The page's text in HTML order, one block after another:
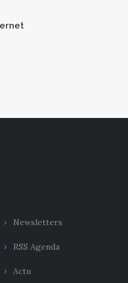
Newsletters
RSS Agenda
Actu